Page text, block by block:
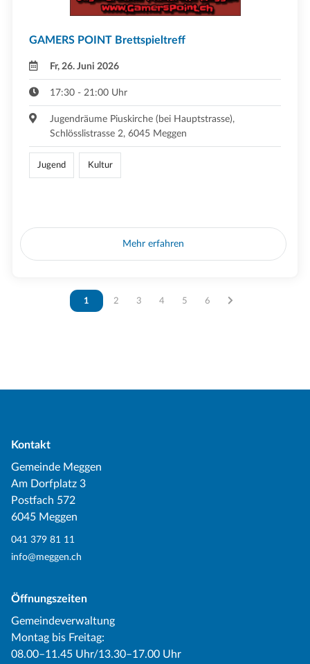
GAMERS POINT Brettspieltreff
Fr, 26. Juni 2026
17:30 - 21:00 Uhr
Jugendräume Piuskirche (bei Hauptstrasse),
Schlösslistrasse 2, 6045 Meggen
Jugend Kultur
Mehr erfahren
Vous êtes sur la page
1 Vous êtes sur la page
2 Vous êtes sur la page
3 Vous êtes sur la page
4 Vous êtes sur la page
5 Vous êtes sur la page
6
Kontakt
Gemeinde Meggen
Am Dorfplatz 3
Postfach 572
6045 Meggen
041 379 81 11
info@meggen.ch
Öffnungszeiten
Gemeindeverwaltung
Montag bis Freitag:
08.00–11.45 Uhr/13.30–17.00 Uhr